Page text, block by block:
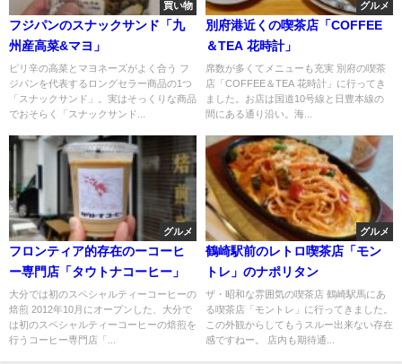
買い物
フジパンのスナックサンド「九
州産高菜&マヨ」
ピリ辛の高菜とマヨネーズがよく合う フ
ジパンを代表するロングセラー商品の1つ
「スナックサンド」。実はそっくりな商品
でおそらく「スナックサンド...
グルメ
別府港近くの喫茶店「COFFEE
＆TEA 花時計」
席数が多くてメニューも充実 別府の喫茶
店「COFFEE＆TEA 花時計」に行ってき
ました。お店は国道10号線と日豊本線の
間にある通り沿い。海...
グルメ
フロンティア的存在のーコーヒ
ー専門店「タウトナコーヒー」
大分では初のスペシャルティーコーヒーの
焙煎 2012年10月にオープンした、大分で
は初のスペシャルティーコーヒーの焙煎を
行うコーヒー専門店「...
グルメ
鶴崎駅前のレトロ喫茶店「モン
トレ」のナポリタン
ザ・昭和な雰囲気の喫茶店 鶴崎駅馬にあ
る喫茶店「モントレ」に行ってきました。
この外観からしてもうスルー出来ない存在
感ですねー。 店内も期待通...